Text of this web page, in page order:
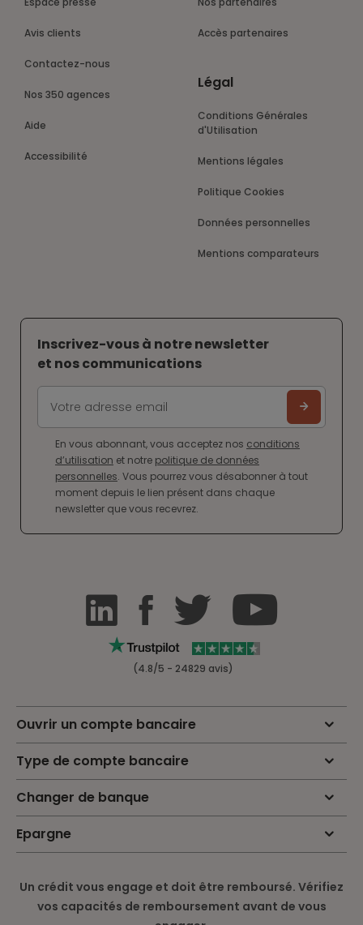
Avis clients
Contactez-nous
Nos 350 agences
Aide
Accessibilité
Accès partenaires
Légal
Conditions Générales
d'Utilisation
Mentions légales
Politique Cookies
Données personnelles
Mentions comparateurs
Inscrivez-vous à notre newsletter
et nos communications
En vous abonnant, vous acceptez nos conditions
d’utilisation et notre politique de données
personnelles. Vous pourrez vous désabonner à tout
moment depuis le lien présent dans chaque
newsletter que vous recevrez.
(4.8/5 - 24829 avis)
Ouvrir un compte bancaire
Type de compte bancaire
Changer de banque
Epargne
Un crédit vous engage et doit être remboursé. Vérifiez
vos capacités de remboursement avant de vous